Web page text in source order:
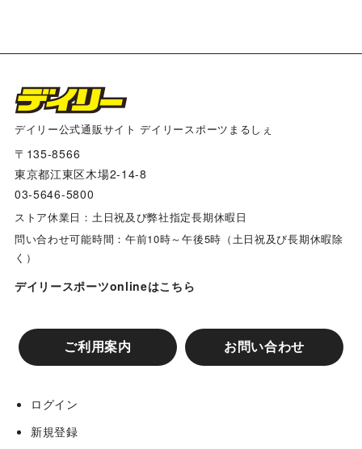
阪神タイガース×デイリー×江坂ジーンズ
兵庫ジビエレザーｘ阪神タイガース コラボグッズ
リゲッタカヌー コラボグッズ
阪神タイガース スマホケース
阪神タイガースコラボ グローブバッグ
デイリー公式通販サイト デイリースポーツまるしぇ
〒135-8566
東京都江東区木場2-14-8
03-5646-5800
ストア休業日：土日祝及び弊社指定長期休暇日
問い合わせ可能時間：午前10時～午後5時（土日祝及び長期休暇除
く）
デイリースポーツonlineはこちら
ご利用案内 お問い合わせ
ログイン
新規登録